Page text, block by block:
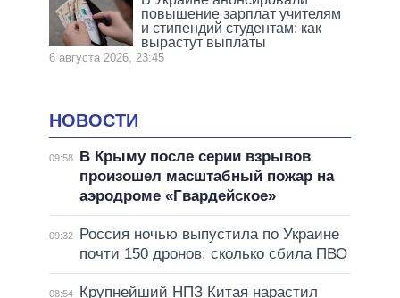
повышение зарплат учителям
и стипендий студентам: как
вырастут выплаты
6 августа 2026, 23:45
НОВОСТИ
09:58
В Крыму после серии взрывов
произошел масштабный пожар на
аэродроме «Гвардейское»
09:32
Россия ночью выпустила по Украине
почти 150 дронов: сколько сбила ПВО
08:54
Крупнейший НПЗ Китая нарастил